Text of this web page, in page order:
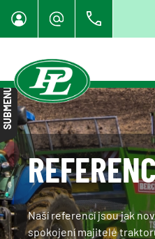
Naší referencí jsou jak
spokojení majitelé
SUBMENU
Vše
Zemědělská technika
Komunální technika
Lesnická technika
Dopravní technika
Manipulační technika
Kloubové nakladače